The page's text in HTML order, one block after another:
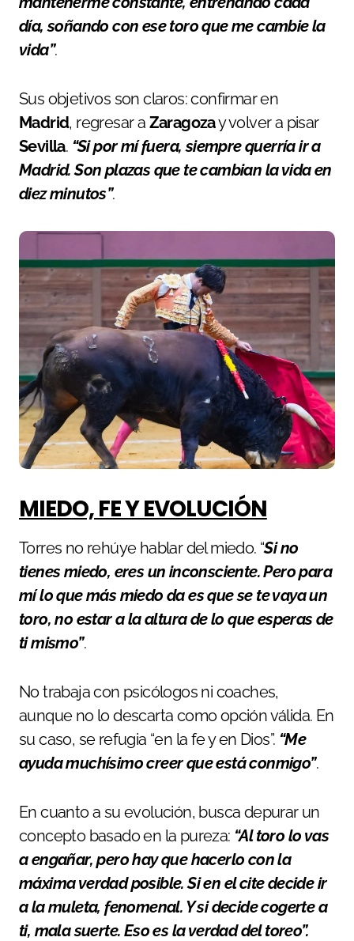
día, soñando con ese toro que me cambie la
vida”.
Sus objetivos son claros: confirmar en
Madrid, regresar a Zaragozay volver a pisar
Sevilla. “Si por mí fuera, siempre querría ir a
Madrid. Son plazas que te cambian la vida en
diez minutos”.
MIEDO, FE Y EVOLUCIÓN
Torres no rehúye hablar del miedo. “Si no
tienes miedo, eres un inconsciente. Pero para
mí lo que más miedo da es que se te vaya un
toro, no estar a la altura de lo que esperas de
ti mismo”.
No trabaja con psicólogos ni coaches,
aunque no lo descarta como opción válida. En
su caso, se refugia “en la fe y en Dios”. “Me
ayuda muchísimo creer que está conmigo”.
En cuanto a su evolución, busca depurar un
concepto basado en la pureza: “Al toro lo vas
a engañar, pero hay que hacerlo con la
máxima verdad posible. Si en el cite decide ir
a la muleta, fenomenal. Y si decide cogerte a
ti, mala suerte. Eso es la verdad del toreo”.